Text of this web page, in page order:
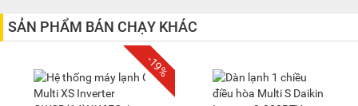
25 triệu - 30 triệu
(8)
(16)
40 triệu - 50 triệu (6)
50 triệu - 100 triệu
SẢN PHẨM BÁN CHẠY KHÁC
-19%